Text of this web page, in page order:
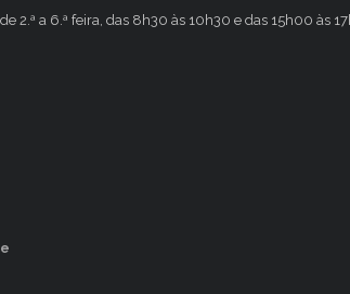
2.ª a 6.ª feira, das 8h30 às 10h30 e das 15h00 às